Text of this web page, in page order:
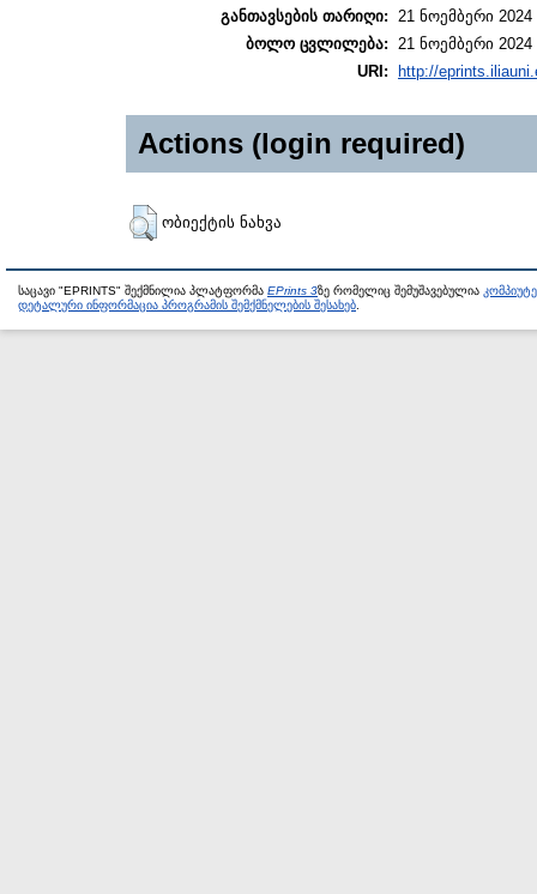
განთავსების თარიღი: 21 ნოემბერი 2024
ბოლო ცვლილება: 21 ნოემბერი 2024
URI:
http://
Actions (login required)
ობიექტის ნახვა
საცავი "EPRINTS" შექმნილია პლატფორმა EPrints 3ზე რომელიც შემუშავებულია
დეტალური ინფორმაცია პროგრამის შემქმნელების შესახებ.